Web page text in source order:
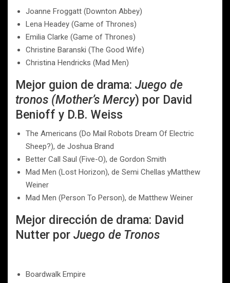
Joanne Froggatt (Downton Abbey)
Lena Headey (Game of Thrones)
Emilia Clarke (Game of Thrones)
Christine Baranski (The Good Wife)
Christina Hendricks (Mad Men)
Mejor guion de drama: Juego de
tronos (Mother’s Mercy) por David
Benioff y D.B. Weiss
The Americans (Do Mail Robots Dream Of Electric
Sheep?), de Joshua Brand
Better Call Saul (Five-O), de Gordon Smith
Mad Men (Lost Horizon), de Semi Chellas yMatthew
Weiner
Mad Men (Person To Person), de Matthew Weiner
Mejor dirección de drama: David
Nutter por Juego de Tronos
Boardwalk Empire